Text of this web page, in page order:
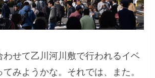
わせて乙川河川敷で行われるイベ
みようかな。それでは、また。